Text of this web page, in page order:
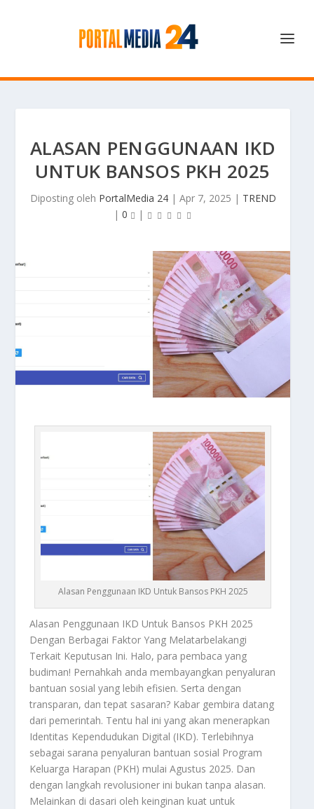
ALASAN PENGGUNAAN IKD
UNTUK BANSOS PKH 2025
Diposting oleh PortalMedia 24| Apr 7, 2025 | TREND
| 0 |
Alasan Penggunaan IKD Untuk Bansos PKH 2025
Alasan Penggunaan IKD Untuk Bansos PKH 2025
Dengan Berbagai Faktor Yang Melatarbelakangi
Terkait Keputusan Ini. Halo, para pembaca yang
budiman! Pernahkah anda membayangkan penyaluran
bantuan sosial yang lebih efisien. Serta dengan
transparan, dan tepat sasaran? Kabar gembira datang
dari pemerintah. Tentu hal ini yang akan menerapkan
Identitas Kependudukan Digital (IKD). Terlebihnya
sebagai sarana penyaluran bantuan sosial Program
Keluarga Harapan (PKH) mulai Agustus 2025. Dan
dengan langkah revolusioner ini bukan tanpa alasan.
Melainkan di dasari oleh keinginan kuat untuk